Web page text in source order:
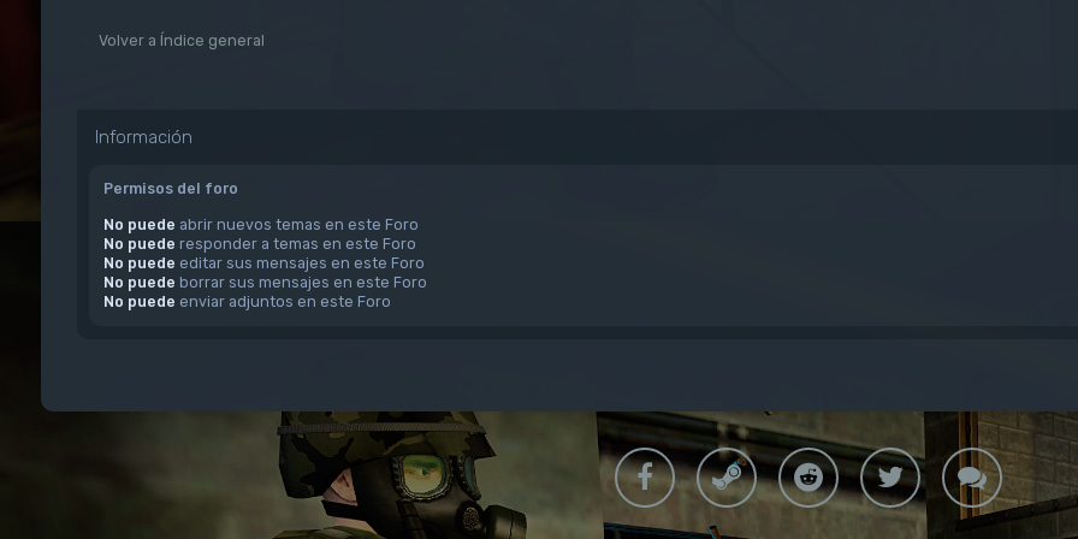
Volver a Índice general
Información
Permisos del foro
No puede abrir nuevos temas en este Foro
No puede responder a temas en este Foro
No puede editar sus mensajes en este Foro
No puede borrar sus mensajes en este Foro
No puede enviar adjuntos en este Foro